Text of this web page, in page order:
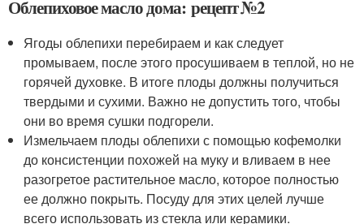
Облепиховое масло дома: рецепт №2
Ягоды облепихи перебираем и как следует
промываем, после этого просушиваем в теплой, но не
горячей духовке. В итоге плоды должны получиться
твердыми и сухими. Важно не допустить того, чтобы
они во время сушки подгорели.
Измельчаем плоды облепихи с помощью кофемолки
до консистенции похожей на муку и вливаем в нее
разогретое растительное масло, которое полностью
ее должно покрыть. Посуду для этих целей лучше
всего использовать из стекла или керамики.